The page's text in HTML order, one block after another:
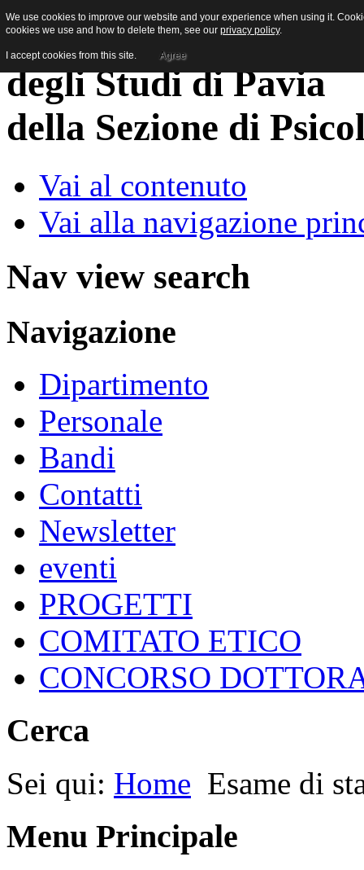
della Sezione di
Vai al contenuto
Vai alla navigazione
Nav view search
Navigazione
Dipartimento
Personale
Bandi
Contatti
Newsletter
eventi
PROGETTI
COMITATO ETICO
CONCORSO
Cerca
Sei qui: Home Esame di
Menu Principale
We use cookies to improve our website and your experience when using it.
cookies we use and how to delete them, see our privacy policy.
I accept cookies from this site. Agree